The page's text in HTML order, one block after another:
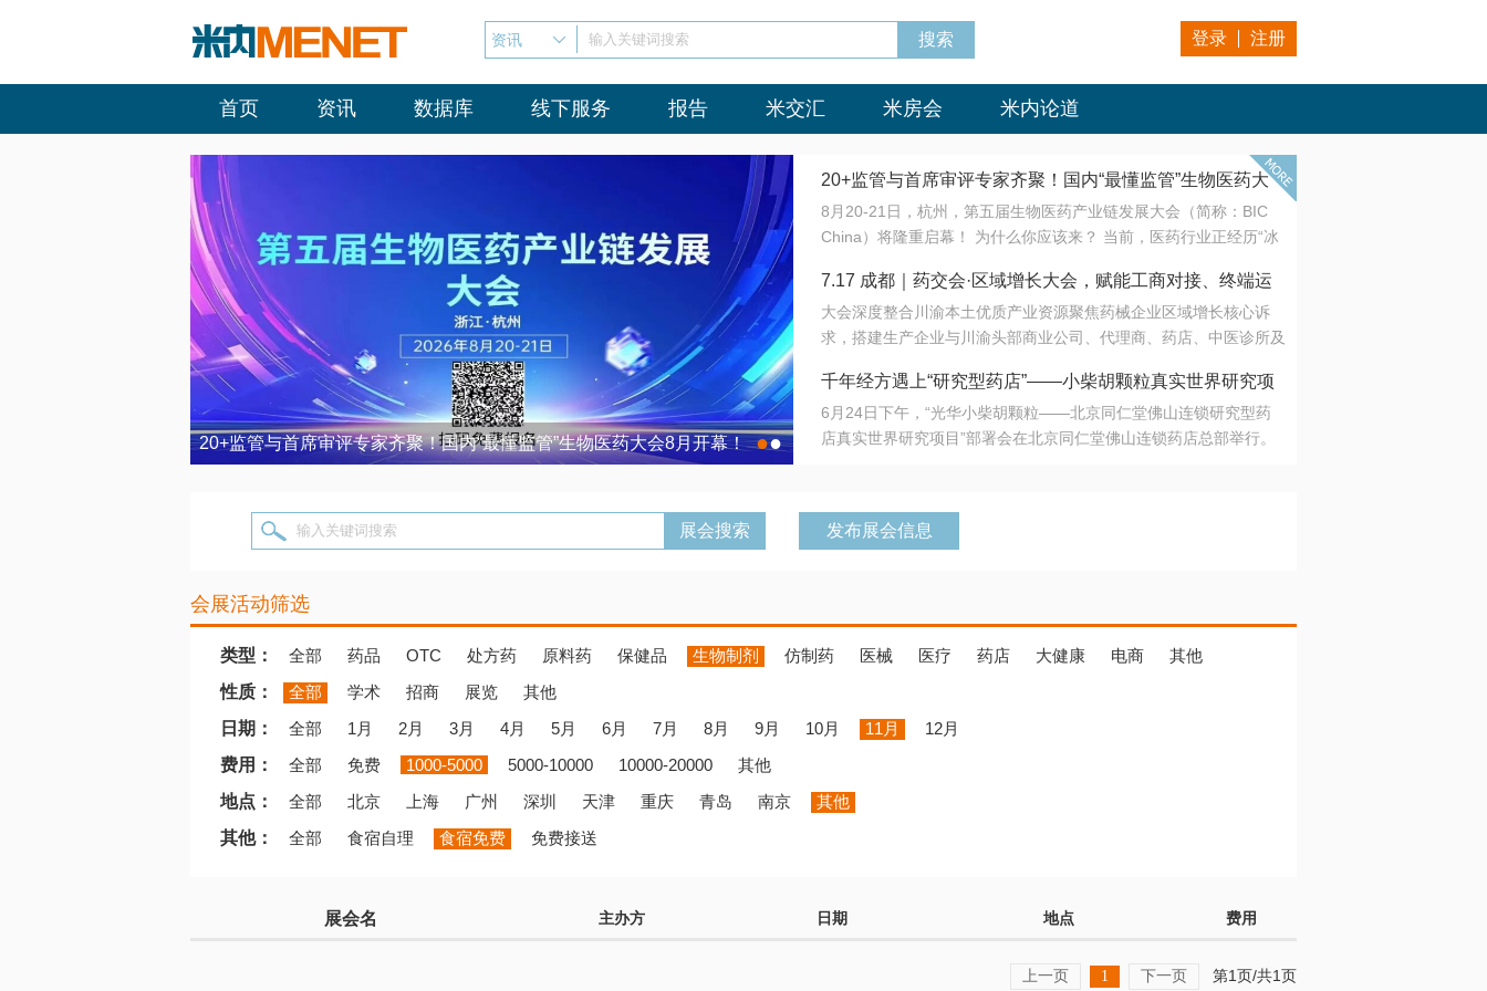
资讯 输入关键词搜索 登录 注册
首页 资讯 数据库 线下服务 报告 米交汇 米房会 米内论道
20+监管与首席审评专家齐聚！国内“最懂监管”生物医药大会8月开幕！ 7.17 成都｜药交会·区域增长大会，赋能工商对接、终端运营
●●
20+监管与首席审评专家齐聚！国内“最懂监管”生物医药大
会8月开幕！
8月20-21日，杭州，第五届生物医药产业链发展大会（简称：BIC
China）将隆重启幕！ 为什么你应该来？ 当前，医药行业正经历“冰
法正重新定义研发效率；另一端是创新药“最后一公里”的支付与入院
难题，呼唤更成熟的产业生态。 同质化“内卷”已无出路，全产业链协
同与出海能力建设才是破局关键。 本届大会以 “重构生态，定义未
算力突围；从中药创新、复杂药物制剂、CGT、多肽与小核酸的技
术攻坚，到CDMO的柔性智造。 我们致力于打破壁垒，让“实验
室”与“生产线”、“研发端”与“支付端”深度对话，更让监管、产业、资
7.17 成都｜药交会·区域增长大会，赋能工商对接、终端运
营
大会深度整合川渝本土优质产业资源聚焦药械企业区域增长核心诉
求，搭建生产企业与川渝头部商业公司、代理商、药店、中医诊所及
域增量份额夯实西南市场战略布局
千年经方遇上“研究型药店”——小柴胡颗粒真实世界研究项
目在北京同仁堂佛山连锁启动
6月24日下午，“光华小柴胡颗粒——北京同仁堂佛山连锁研究型药
店真实世界研究项目”部署会在北京同仁堂佛山连锁药店总部举行。
输入关键词搜索 发布展会信息
会展活动筛选
类型： 全部 药品 OTC 处方药 原料药 保健品 生物制剂 仿制药 医械 医疗 药店 大健康 电商
其他
性质：
全部 学术 招商 展览
其他
日期：
全部 1月 2月 3月 4月 5月 6月 7月 8月 9月 10月 11月
12月
费用：
全部 免费 1000-5000 5000-10000 10000-20000
其他
地点：
全部 北京 上海 广州 深圳 天津 重庆 青岛 南京
其他
其他：
全部 食宿自理 食宿免费 免费接送
展会名 主办方 日期 地点 费用
上一页 1 下一页 第1页/共1页